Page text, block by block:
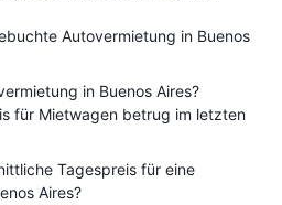
Autovermietung in Buenos
in Buenos Aires?
für Mietwagen betrug im letzten
Tagespreis für eine
Aires?